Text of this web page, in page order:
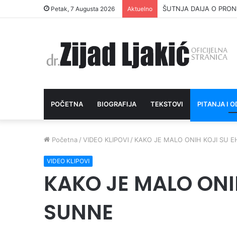
Petak, 7 Augusta 2026 Aktuelno ŠUTNJA DAIJA O
POČETNA BIOGRAFIJA TEKSTOVI PITANJA I
Početna / VIDEO KLIPOVI / KAKO JE MALO ONIH KOJI SU
VIDEO KLIPOVI
KAKO JE MALO
SUNNE